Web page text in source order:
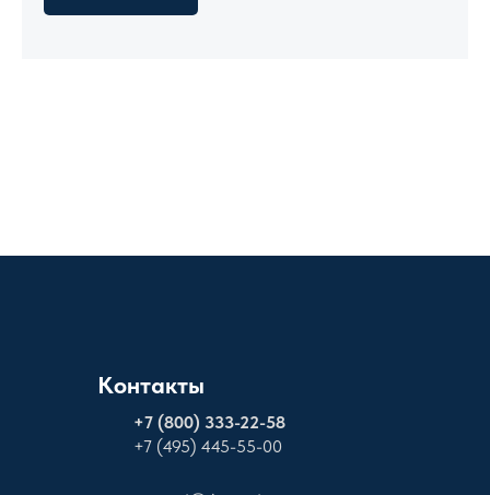
Контакты
+7 (800) 333-22-58
+7 (495) 445-55-00